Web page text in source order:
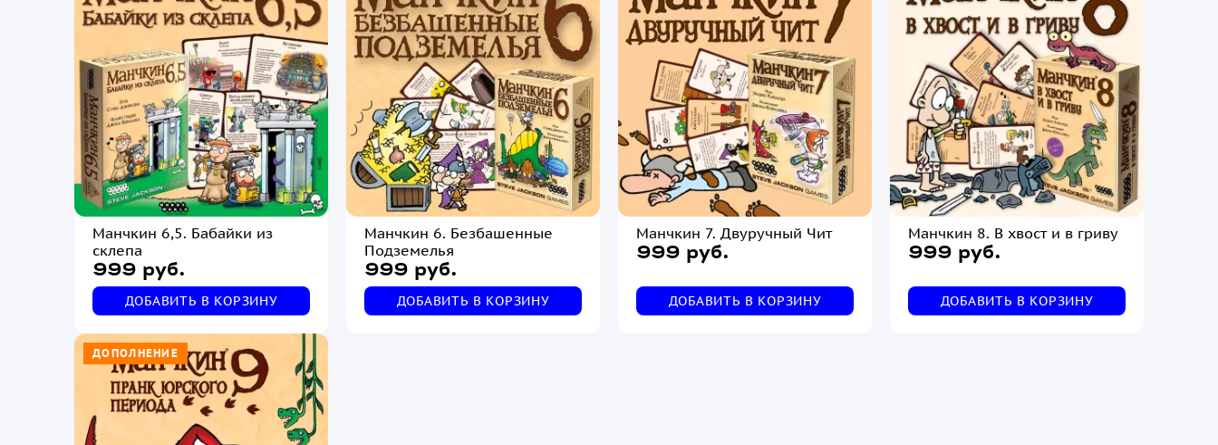
Манчкин 6,5. Бабайки из
склепа
999 руб.
ДОБАВИТЬ В КОРЗИНУ
Манчкин 6. Безбашенные
Подземелья
999 руб.
ДОБАВИТЬ В КОРЗИНУ
Манчкин 7. Двуручный Чит
999 руб.
ДОБАВИТЬ В КОРЗИНУ
Манчкин 8. В хвост и в гриву
999 руб.
ДОБАВИТЬ В КОРЗИНУ
ДОПОЛНЕНИЕ